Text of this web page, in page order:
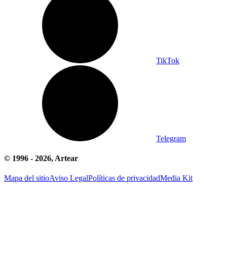
TikTok
Telegram
© 1996 - 2026, Artear
Mapa del sitioAviso LegalPolíticas de privacidadMedia Kit